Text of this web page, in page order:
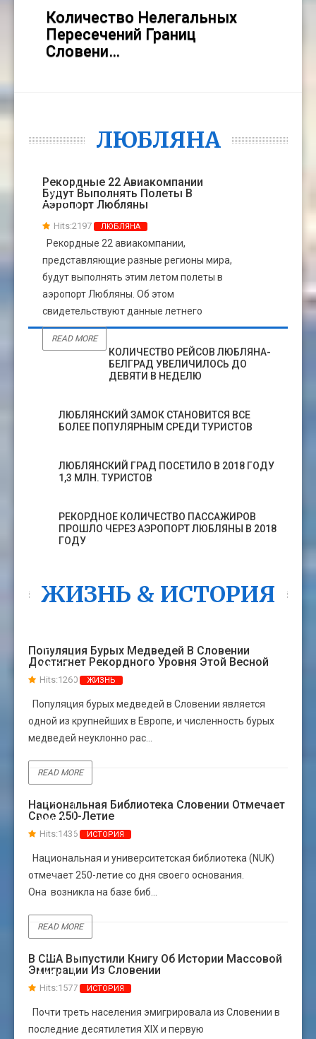
Количество Нелегальных
Пересечений Границ
Словени…
ЛЮБЛЯНА
Рекордные 22 Авиакомпании
Будут Выполнять Полеты В
Аэропорт Любляны
Hits:2197 ЛЮБЛЯНА
Рекордные 22 авиакомпании,
представляющие разные регионы мира,
будут выполнять этим летом полеты в
аэропорт Любляны. Об этом
свидетельствуют данные летнего
31
МАРТ
READ MORE
КОЛИЧЕСТВО РЕЙСОВ ЛЮБЛЯНА-
БЕЛГРАД УВЕЛИЧИЛОСЬ ДО
ДЕВЯТИ В НЕДЕЛЮ
ЛЮБЛЯНСКИЙ ЗАМОК СТАНОВИТСЯ ВСЕ
БОЛЕЕ ПОПУЛЯРНЫМ СРЕДИ ТУРИСТОВ
ЛЮБЛЯНСКИЙ ГРАД ПОСЕТИЛО В 2018 ГОДУ
1,3 МЛН. ТУРИСТОВ
РЕКОРДНОЕ КОЛИЧЕСТВО ПАССАЖИРОВ
ПРОШЛО ЧЕРЕЗ АЭРОПОРТ ЛЮБЛЯНЫ В 2018
ГОДУ
ЖИЗНЬ & ИСТОРИЯ
Популяция Бурых Медведей В Словении
Достигнет Рекордного Уровня Этой Весной
Hits:1260 ЖИЗНЬ
Популяция бурых медведей в Словении является
одной из крупнейших в Европе, и численность бурых
медведей неуклонно рас...
31
МАРТ
READ MORE
Национальная Библиотека Словении Отмечает
Свое 250-Летие
Hits:1436 ИСТОРИЯ
Национальная и университетская библиотека (NUK)
отмечает 250-летие со дня своего основания.
Она возникла на базе биб...
30
МАЯ
READ MORE
В США Выпустили Книгу Об Истории Массовой
Эмиграции Из Словении
Hits:1577 ИСТОРИЯ
Почти треть населения эмигрировала из Словении в
последние десятилетия XIX и первую
09
МАЯ